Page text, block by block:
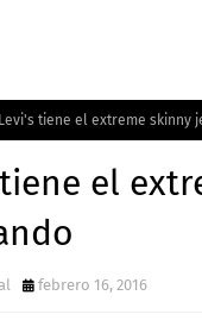
Levi's tiene el extreme skinny
el
febrero 16, 2016